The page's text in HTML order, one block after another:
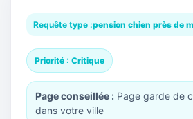
Requête type :pension chien près de
Priorité : Critique
Page conseillée : Page garde de
dans votre ville